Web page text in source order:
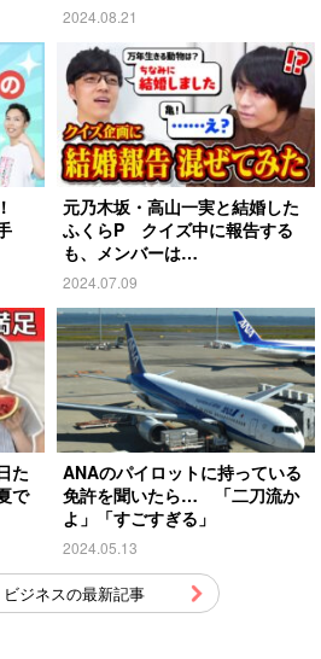
2024.08.21
元乃木坂・高山一実と結婚した
ふくらP クイズ中に報告する
も、メンバーは…
2024.07.09
た
で
ANAのパイロットに持っている
免許を聞いたら… 「二刀流か
よ」「すごすぎる」
2024.05.13
ジネスの最新記事